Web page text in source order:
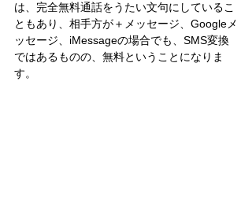
は、完全無料通話をうたい文句にしているこ
ともあり、相手方が＋メッセージ、Googleメ
ッセージ、iMessageの場合でも、SMS変換
ではあるものの、無料ということになりま
す。